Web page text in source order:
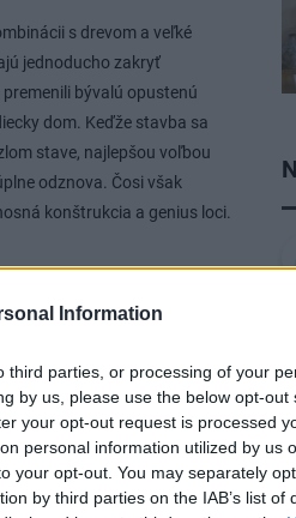
Information
parties, or processing of your
by us, please use the below opt-out
your opt-out request is processed
personal information utilized by us
your opt-out. You may separately
by third parties on the IAB’s list of
s drevom a veľké
jednoducho zakryť
bývalú opustenú
dom. Keďže stavba sa
stave, najlepšou voľbou
odznova. Čosi však
konštrukcia a genius loci.
premena
Verili
i takto sa